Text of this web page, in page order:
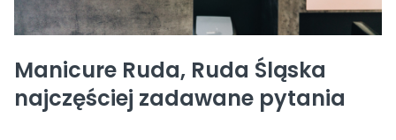
Manicure Ruda, Ruda Śląska
najczęściej zadawane pytania